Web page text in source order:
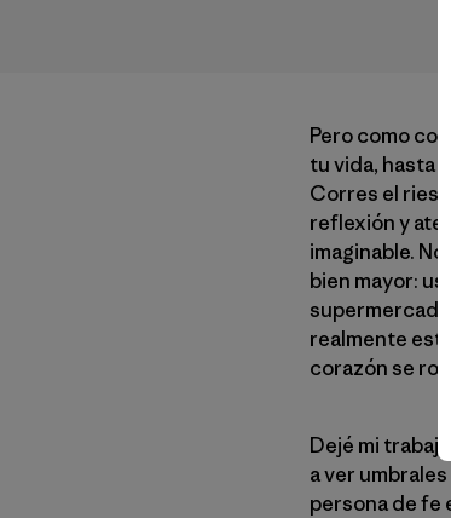
Pero como
tu vida, hasta
Corres el
reflexión y
imaginable.
bien mayor:
realmente
corazón se
Dejé mi
a ver
persona de fe